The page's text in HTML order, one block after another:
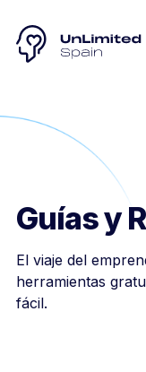
Guías y
El viaje del
herramientas
fácil.